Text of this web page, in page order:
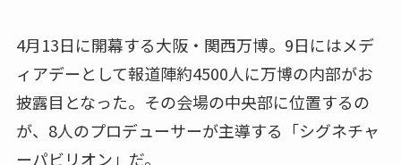
4月13日に開幕する大阪・関西万博。9日にはメデ
ィアデーとして報道陣約4500人に万博の内部がお
披露目となった。その会場の中央部に位置するの
が、8人のプロデューサーが主導する「シグネチャ
ーパビリオン」だ。